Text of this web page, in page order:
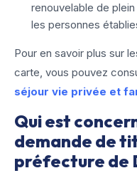
renouvelable de
les personnes
Pour en savoir plus sur
carte, vous pouvez
séjour vie privée et
Qui est
demande de
préfecture de